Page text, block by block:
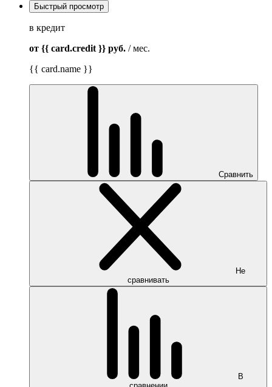
Быстрый просмотр
в кредит
от {{ card.credit }} руб. / мес.
{{ card.name }}
Сравнить
Не
сравнивать
В